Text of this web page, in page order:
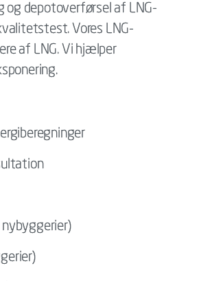
og depotoverførsel af LNG-
Vores LNG-
af LNG. Vi hjælper